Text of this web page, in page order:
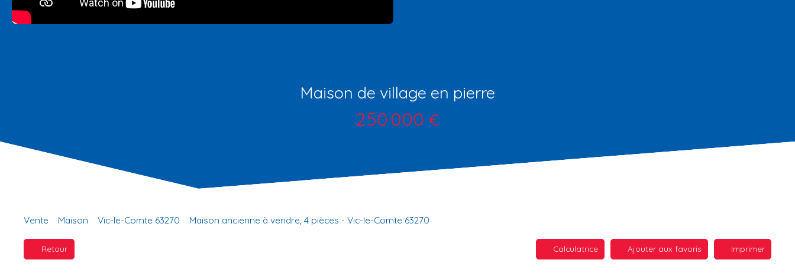
Maison de village en pierre
250 000 €
Vente Maison Vic-le-Comte 63270 Maison ancienne à vendre, 4 pièces - Vic-le-Comte 63270
Retour Calculatrice Ajouter aux favoris Imprimer